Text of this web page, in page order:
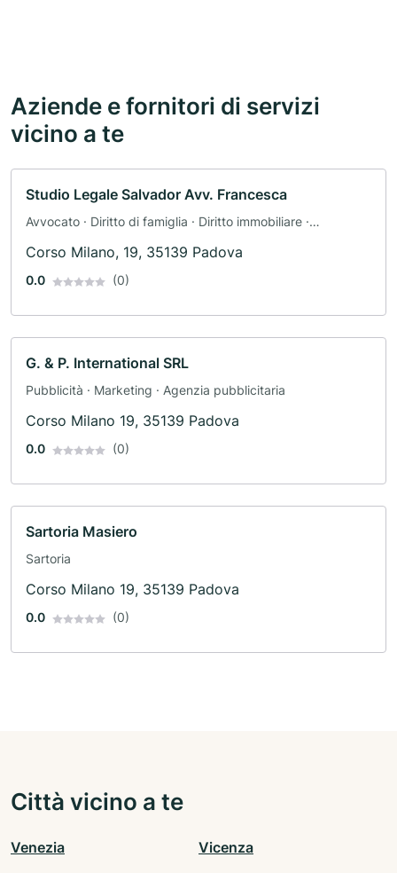
Aziende e fornitori di servizi
vicino a te
Studio Legale Salvador Avv. Francesca
Avvocato · Diritto di famiglia · Diritto immobiliare ·
Corso Milano, 19, 35139 Padova
0.0 (0)
G. & P. International SRL
Pubblicità · Marketing · Agenzia pubblicitaria
Corso Milano 19, 35139 Padova
0.0 (0)
Sartoria Masiero
Sartoria
Corso Milano 19, 35139 Padova
0.0 (0)
Città vicino a te
Venezia Vicenza